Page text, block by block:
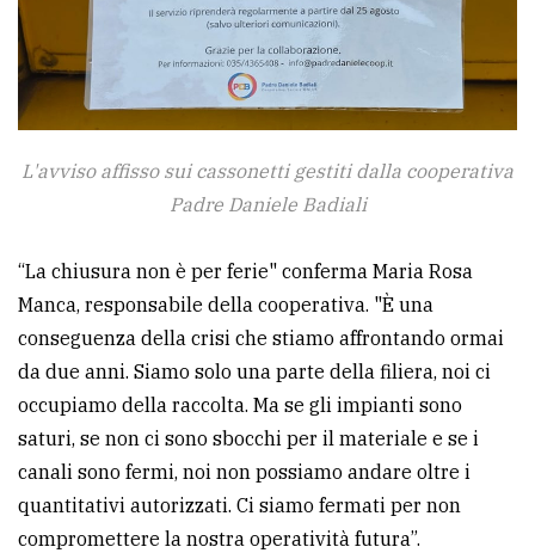
PRIVACY
Privacy
policy
L'avviso affisso sui cassonetti gestiti dalla cooperativa
Padre Daniele Badiali
“La chiusura non è per ferie" conferma Maria Rosa
Manca, responsabile della cooperativa. "È una
conseguenza della crisi che stiamo affrontando ormai
da due anni. Siamo solo una parte della filiera, noi ci
occupiamo della raccolta. Ma se gli impianti sono
saturi, se non ci sono sbocchi per il materiale e se i
canali sono fermi, noi non possiamo andare oltre i
quantitativi autorizzati. Ci siamo fermati per non
compromettere la nostra operatività futura”.